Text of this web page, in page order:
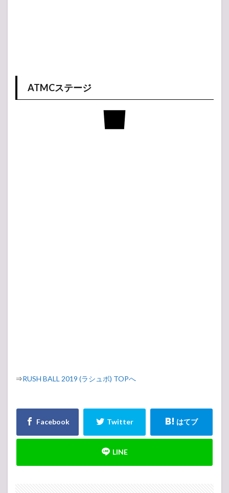
ATMCステージ
⇒RUSH BALL 2019 (ラシュボ) TOPへ